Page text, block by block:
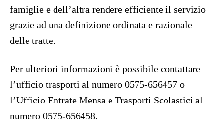
famiglie e dell’altra rendere efficiente il servizio
grazie ad una definizione ordinata e razionale
delle tratte.
Per ulteriori informazioni è possibile contattare
l’ufficio trasporti al numero 0575-656457 o
l’Ufficio Entrate Mensa e Trasporti Scolastici al
numero 0575-656458.